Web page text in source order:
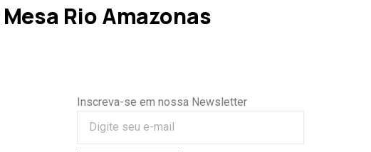
Rio Amazonas
Inscreva-se em nossa Newsletter